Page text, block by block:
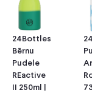
24Bottles
Bērnu
Pudele
REactive
II 250ml |
Ar